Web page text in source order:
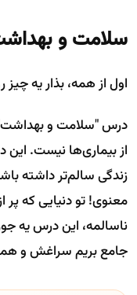
سلامت و
اول از همه، بذار یه
درس "سلامت و بهداشت"
از بیماری‌ها نیست. این
زندگی سالم‌تر داشته
معنوی! تو دنیایی که پر
ناسالمه، این درس یه
جامع بریم سراغش و